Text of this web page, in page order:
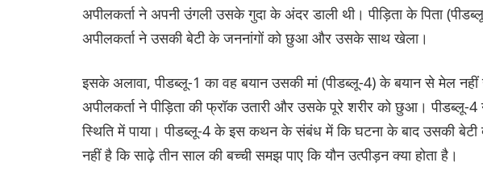
अपीलकर्ता ने अपनी उंगली उसके गुदा के अंदर डाली थी। पीड़िता के पिता
अपीलकर्ता ने उसकी बेटी के जननांगों को छुआ और उसके साथ खेला।
इसके अलावा, पीडब्लू-1 का वह बयान उसकी मां (पीडब्लू-4) के बयान से मेल
अपीलकर्ता ने पीड़िता की फ्रॉक उतारी और उसके पूरे शरीर को छुआ। पीडब्लू-
स्थिति में पाया। पीडब्लू-4 के इस कथन के संबंध में कि घटना के बाद उसकी बेटी
नहीं है कि साढ़े तीन साल की बच्ची समझ पाए कि यौन उत्पीड़न क्या होता है।